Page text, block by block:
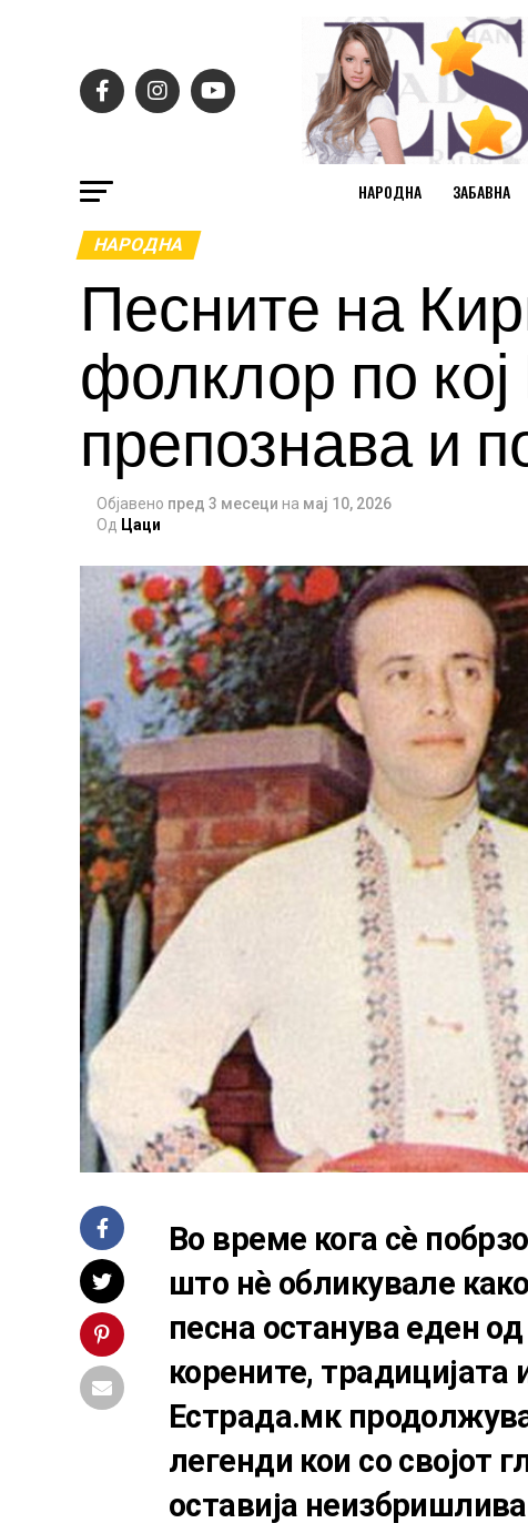
НАРОДНА ЗАБАВНА
НАРОДНА
Песните на
фолклор по
препознава и
Објавено пред 3 месеци на мај 10, 2026
Од Цаци
Во време кога сè
што нè обликувале
песна останува еден
корените, традицијата
Естрада.мк
легенди кои со својот
оставија